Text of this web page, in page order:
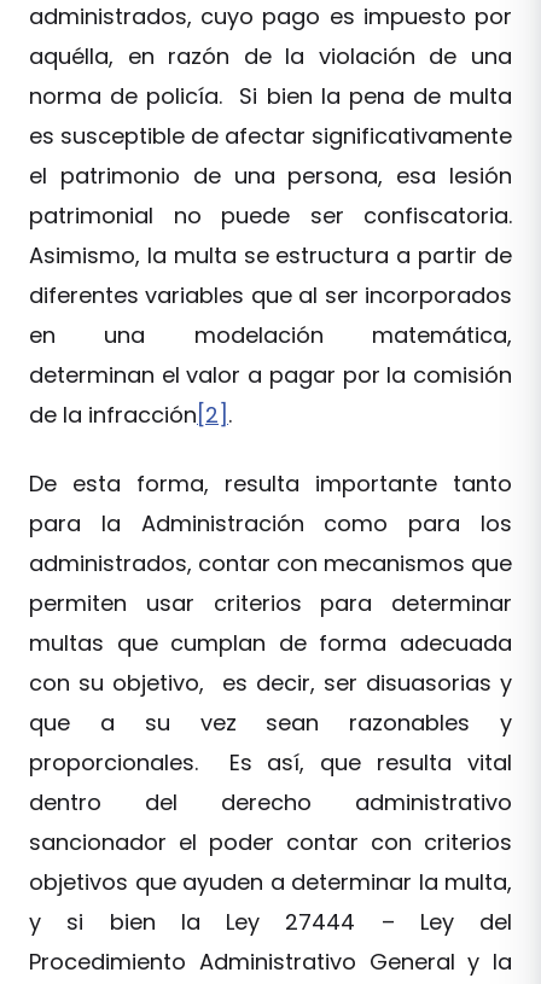
administrados, cuyo pago es impuesto por
aquélla, en razón de la violación de una
norma de policía. Si bien la pena de multa
es susceptible de afectar significativamente
el patrimonio de una persona, esa lesión
patrimonial no puede ser confiscatoria.
Asimismo, la multa se estructura a partir de
diferentes variables que al ser incorporados
en una modelación matemática,
determinan el valor a pagar por la comisión
de la infracción [2] .
De esta forma, resulta importante tanto
para la Administración como para los
administrados, contar con mecanismos que
permiten usar criterios para determinar
multas que cumplan de forma adecuada
con su objetivo, es decir, ser disuasorias y
que a su vez sean razonables y
proporcionales. Es así, que resulta vital
dentro del derecho administrativo
sancionador el poder contar con criterios
objetivos que ayuden a determinar la multa,
y si bien la Ley 27444 – Ley del
Procedimiento Administrativo General y la